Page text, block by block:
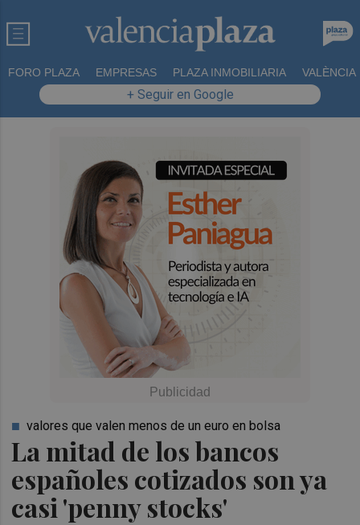
FORO PLAZA EMPRESAS PLAZA INMOBILIARIA VALÈNCIA
+ Seguir en Google
La mitad de los bancos
españoles cotizados son ya
casi 'penny stocks'
valores que valen menos de un euro en bolsa